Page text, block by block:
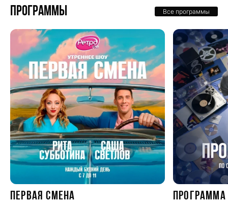
Программы Все программы
ПЕРВАЯ СМЕНА